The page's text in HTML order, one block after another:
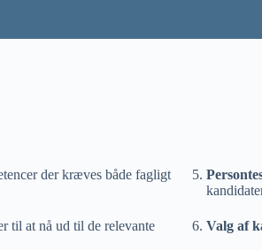
der kræves både fagligt
til at nå ud til de relevante
Valg af